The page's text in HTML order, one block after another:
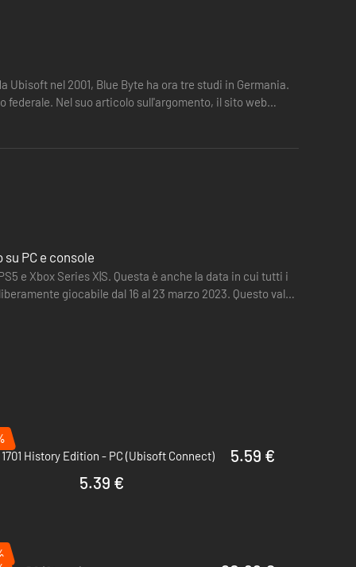
nel 2001, Blue Byte ha ora tre studi in Germania.
Nel suo articolo sull'argomento, il sito web
PC e console
e Xbox Series X|S. Questa è anche la data in cui tutti i
giocabile dal 16 al 23 marzo 2023. Questo vale
History Edition - PC (Ubisoft Connect)
5.59 €
5.39 €